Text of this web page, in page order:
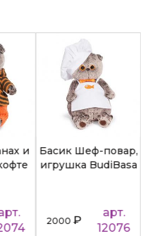
и
Басик Шеф-повар,
игрушка BudiBasa
2000₽
арт.
12076